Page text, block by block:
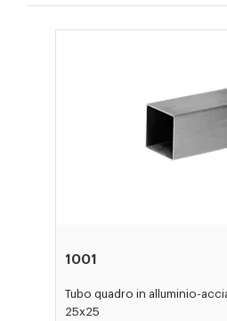
1001
Tubo quadro in alluminio-
25x25